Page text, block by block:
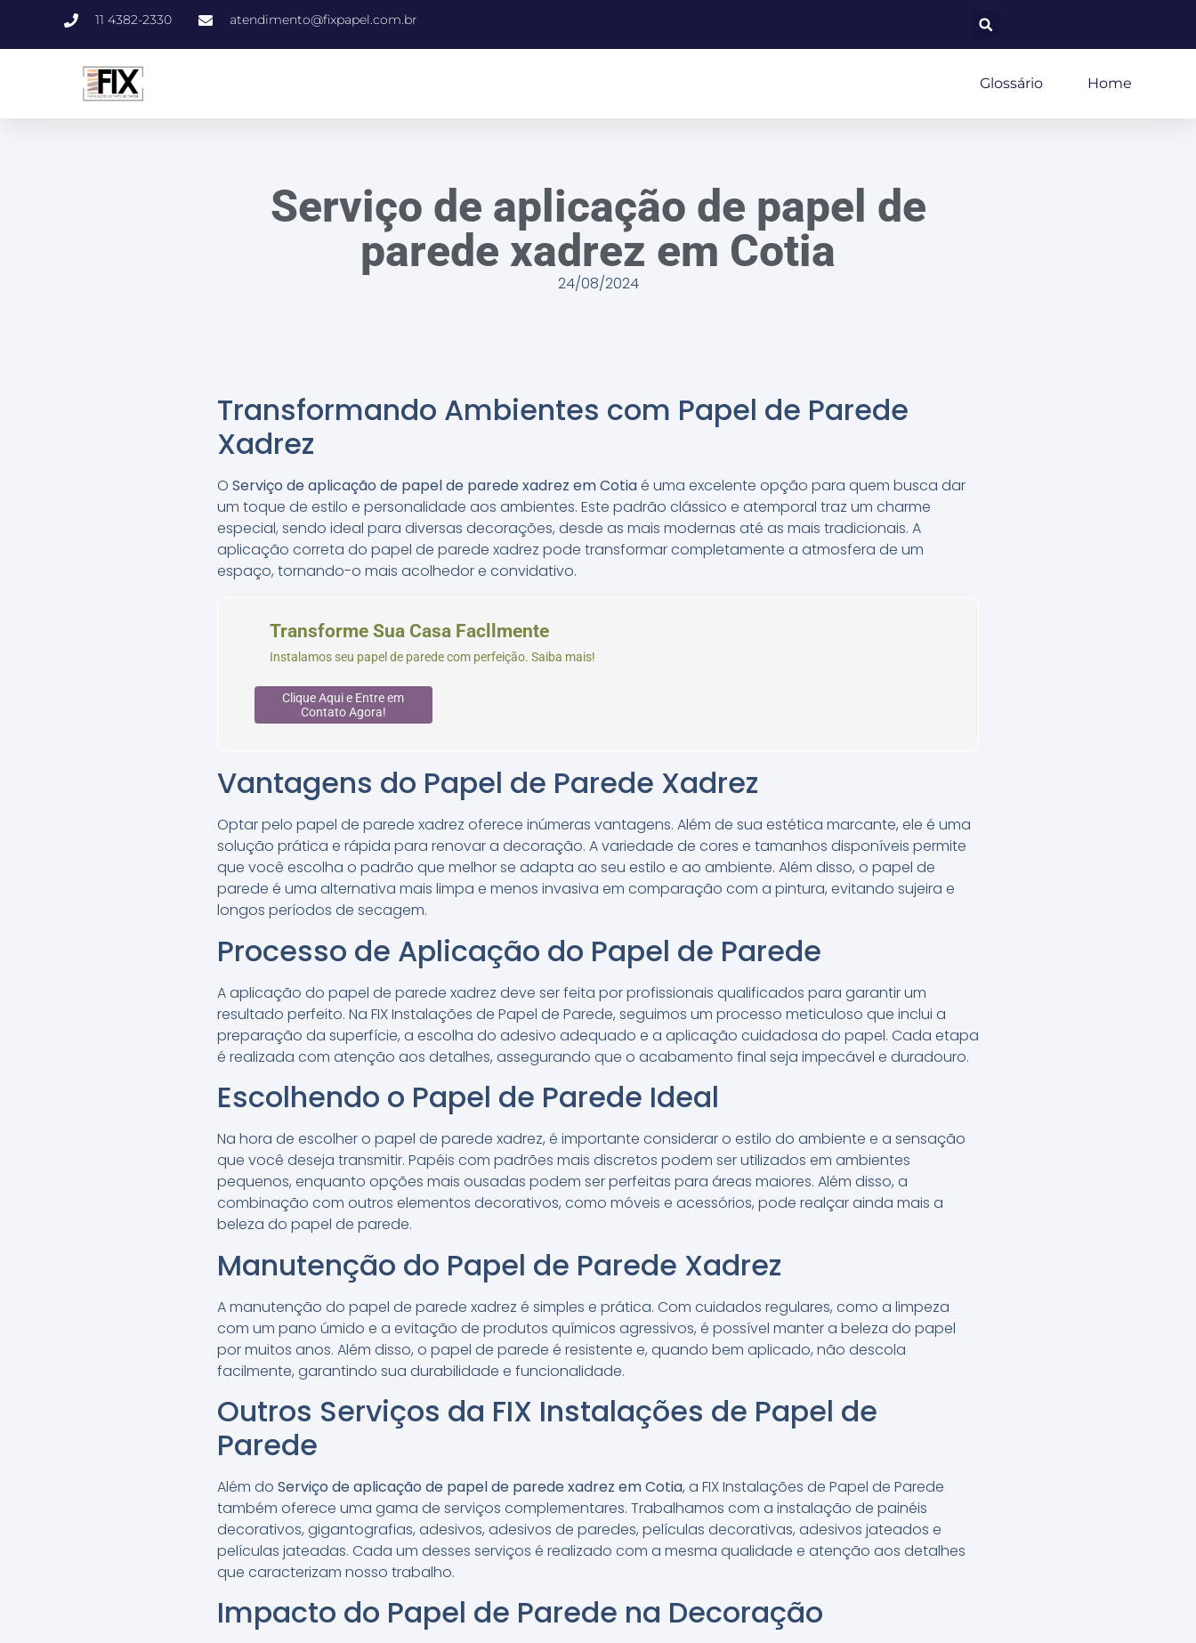
11 4382-2330 atendimento@fixpapel.com.br
Glossário Home
Serviço de aplicação de papel de
parede xadrez em Cotia
24/08/2024
Transformando Ambientes com Papel de Parede
Xadrez
O Serviço de aplicação de papel de parede xadrez em Cotiaé uma excelente opção para quem busca dar
um toque de estilo e personalidade aos ambientes. Este padrão clássico e atemporal traz um charme
especial, sendo ideal para diversas decorações, desde as mais modernas até as mais tradicionais. A
aplicação correta do papel de parede xadrez pode transformar completamente a atmosfera de um
espaço, tornando-o mais acolhedor e convidativo.
Transforme Sua Casa Facllmente
Instalamos seu papel de parede com perfeição. Saiba mais!
Clique Aqui e Entre em
Contato Agora!
Vantagens do Papel de Parede Xadrez
Optar pelo papel de parede xadrez oferece inúmeras vantagens. Além de sua estética marcante, ele é uma
solução prática e rápida para renovar a decoração. A variedade de cores e tamanhos disponíveis permite
que você escolha o padrão que melhor se adapta ao seu estilo e ao ambiente. Além disso, o papel de
parede é uma alternativa mais limpa e menos invasiva em comparação com a pintura, evitando sujeira e
longos períodos de secagem.
Processo de Aplicação do Papel de Parede
A aplicação do papel de parede xadrez deve ser feita por profissionais qualificados para garantir um
resultado perfeito. Na FIX Instalações de Papel de Parede, seguimos um processo meticuloso que inclui a
preparação da superfície, a escolha do adesivo adequado e a aplicação cuidadosa do papel. Cada etapa
é realizada com atenção aos detalhes, assegurando que o acabamento final seja impecável e duradouro.
Escolhendo o Papel de Parede Ideal
Na hora de escolher o papel de parede xadrez, é importante considerar o estilo do ambiente e a sensação
que você deseja transmitir. Papéis com padrões mais discretos podem ser utilizados em ambientes
pequenos, enquanto opções mais ousadas podem ser perfeitas para áreas maiores. Além disso, a
combinação com outros elementos decorativos, como móveis e acessórios, pode realçar ainda mais a
beleza do papel de parede.
Manutenção do Papel de Parede Xadrez
A manutenção do papel de parede xadrez é simples e prática. Com cuidados regulares, como a limpeza
com um pano úmido e a evitação de produtos químicos agressivos, é possível manter a beleza do papel
por muitos anos. Além disso, o papel de parede é resistente e, quando bem aplicado, não descola
facilmente, garantindo sua durabilidade e funcionalidade.
Outros Serviços da FIX Instalações de Papel de
Parede
Além do Serviço de aplicação de papel de parede xadrez em Cotia, a FIX Instalações de Papel de Parede
também oferece uma gama de serviços complementares. Trabalhamos com a instalação de painéis
decorativos, gigantografias, adesivos, adesivos de paredes, películas decorativas, adesivos jateados e
películas jateadas. Cada um desses serviços é realizado com a mesma qualidade e atenção aos detalhes
que caracterizam nosso trabalho.
Impacto do Papel de Parede na Decoração